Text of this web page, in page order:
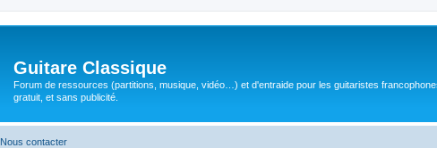
Guitare Classique
Forum de ressources (partitions, musique, vidéo…) et d'entraide pour les guitaristes
gratuit, et sans publicité.
Nous contacter